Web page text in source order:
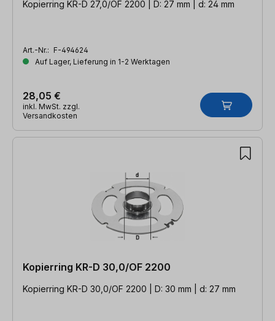
Kopierring KR-D 27,0/OF 2200 | D: 27 mm | d: 24 mm
Art.-Nr.: F-494624
Auf Lager, Lieferung in 1-2 Werktagen
28,05 €
inkl. MwSt. zzgl.
Versandkosten
Kopierring KR-D 30,0/OF 2200
Kopierring KR-D 30,0/OF 2200 | D: 30 mm | d: 27 mm